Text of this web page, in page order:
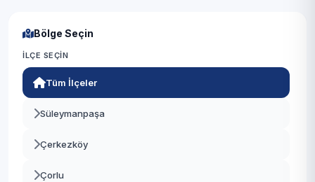
Bölge Seçin
İLÇE SEÇIN
Tüm İlçeler
Süleymanpaşa
Çerkezköy
Çorlu